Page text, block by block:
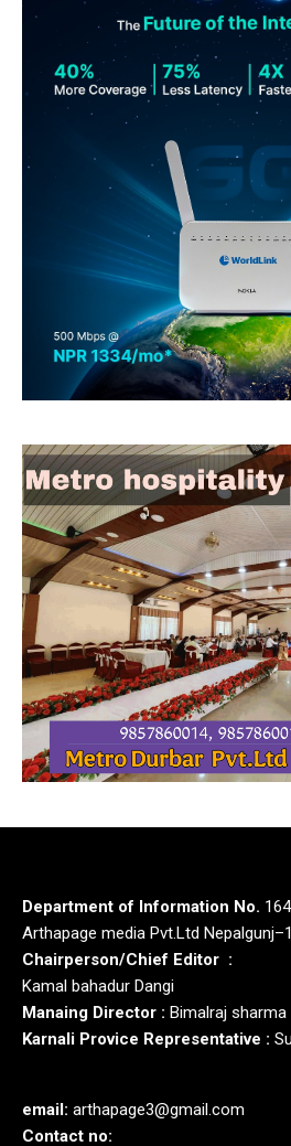
Department of Information No.
Arthapage media Pvt.Ltd
Chairperson/Chief Editor :
Kamal bahadur Dangi
Manaing Director : Bimalraj sharma
Karnali Provice Representative :
email: arthapage3@gmail.com
Contact no: